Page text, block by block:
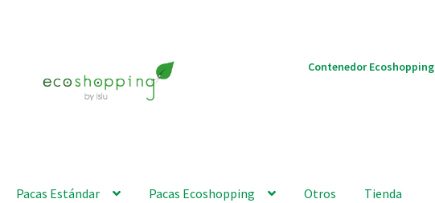
Contenedor Ecoshopping
Pacas Estándar Pacas Ecoshopping Otros Tienda